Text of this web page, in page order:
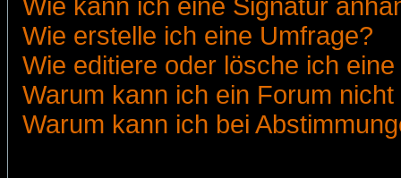
Wie kann ich eine Signatur
Wie erstelle ich eine Umfrage?
Wie editiere oder lösche ich
Warum kann ich ein Forum
Warum kann ich bei